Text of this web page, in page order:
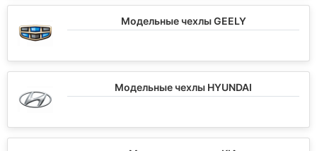
Модельные чехлы GEELY
Модельные чехлы HYUNDAI